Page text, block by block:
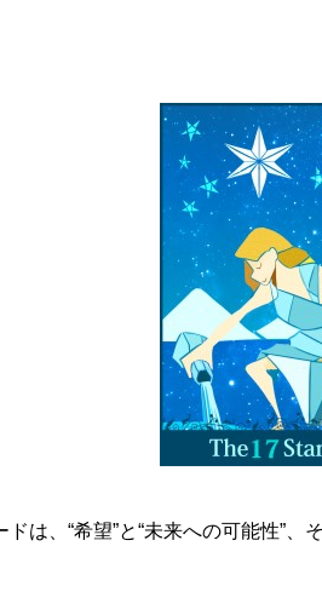
ドは、“希望”と“未来への可能性”、